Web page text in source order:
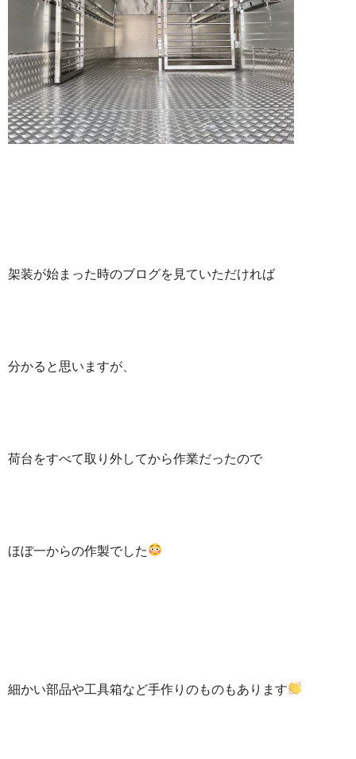
架装が始まった時のブログを見ていただければ
分かると思いますが、
荷台をすべて取り外してから作業だったので
ほぼ一からの作製でした
細かい部品や工具箱など手作りのものもあります